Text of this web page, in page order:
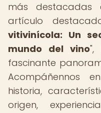
más destacadas
artículo
vitivinícola: Un
mundo del vino",
fascinante
Acompáñennos
historia,
origen,